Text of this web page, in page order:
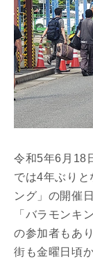
令和5年6月18
では4年ぶり
ング」の開催
「バラモンキ
の参加者もあ
街も金曜日頃